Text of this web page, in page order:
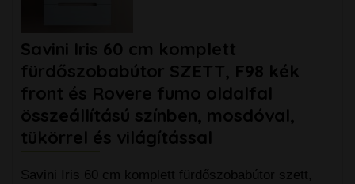
Savini Iris 60 cm komplett
fürdőszobabútor SZETT, F98 kék
front és Rovere fumo oldalfal
összeállítású színben, mosdóval,
tükörrel és világítással
Savini Iris 60 cm komplett fürdőszobabútor szett,